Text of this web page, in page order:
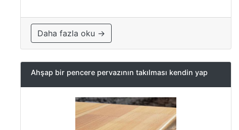
Daha fazla oku →
Ahşap bir pencere pervazının takılması kendin yap